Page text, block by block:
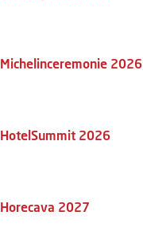
Michelinceremonie 2026
HotelSummit 2026
Horecava 2027